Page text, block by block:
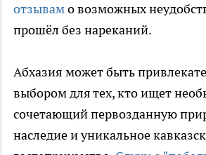
отзывамо возможных
прошёл без нареканий.
Абхазия может быть
выбором для тех, кто ищет
сочетающий первозданную
наследие и уникальное